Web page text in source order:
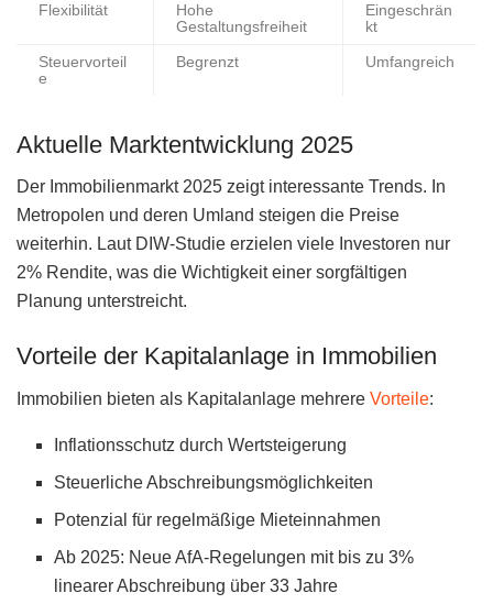
Flexibilität
Hohe
Gestaltungsfreiheit
Eingeschrän
kt
Steuervorteil
e
Begrenzt Umfangreich
Aktuelle Marktentwicklung 2025
Der Immobilienmarkt 2025 zeigt interessante Trends. In
Metropolen und deren Umland steigen die Preise
weiterhin. Laut DIW-Studie erzielen viele Investoren nur
2% Rendite, was die Wichtigkeit einer sorgfältigen
Planung unterstreicht.
Vorteile der Kapitalanlage in Immobilien
Immobilien bieten als Kapitalanlage mehrere Vorteile:
Inflationsschutz durch Wertsteigerung
Steuerliche Abschreibungsmöglichkeiten
Potenzial für regelmäßige Mieteinnahmen
Ab 2025: Neue AfA-Regelungen mit bis zu 3%
linearer Abschreibung über 33 Jahre